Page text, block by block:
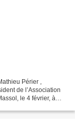
Périer ,
de l’Association
le 4 février, à